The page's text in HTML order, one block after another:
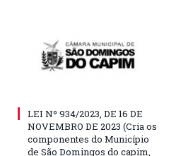
LEI Nº 934/2023, DE 16 DE
NOVEMBRO DE 2023 (Cria os
componentes do Município
de São Domingos do capim,